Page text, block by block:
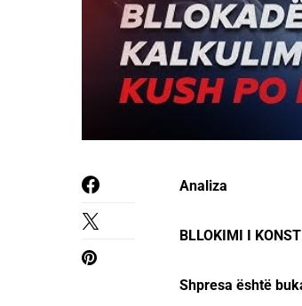
Analiza
BLLOKIMI I
Shpresa është